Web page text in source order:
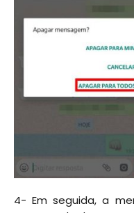
4- Em seguida, a